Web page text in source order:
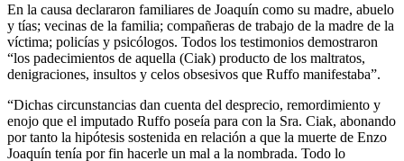
En la causa declararon familiares de Joaquín como su madre, abuelo
y tías; vecinas de la familia; compañeras de trabajo de la madre de la
víctima; policías y psicólogos. Todos los testimonios demostraron
“los padecimientos de aquella (Ciak) producto de los maltratos,
denigraciones, insultos y celos obsesivos que Ruffo manifestaba”.
“Dichas circunstancias dan cuenta del desprecio, remordimiento y
enojo que el imputado Ruffo poseía para con la Sra. Ciak, abonando
por tanto la hipótesis sostenida en relación a que la muerte de Enzo
Joaquín tenía por fin hacerle un mal a la nombrada. Todo lo